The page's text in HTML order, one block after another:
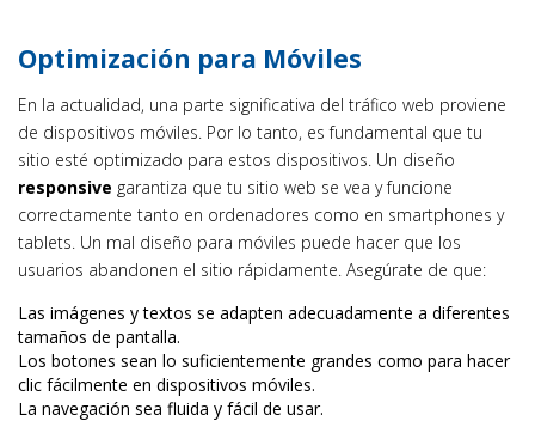
Optimización para Móviles
En la actualidad, una parte significativa del tráfico web proviene
de dispositivos móviles. Por lo tanto, es fundamental que tu
sitio esté optimizado para estos dispositivos. Un diseño
responsive garantiza que tu sitio web se vea y funcione
correctamente tanto en ordenadores como en smartphones y
tablets. Un mal diseño para móviles puede hacer que los
usuarios abandonen el sitio rápidamente. Asegúrate de que:
Las imágenes y textos se adapten adecuadamente a diferentes
tamaños de pantalla.
Los botones sean lo suficientemente grandes como para hacer
clic fácilmente en dispositivos móviles.
La navegación sea fluida y fácil de usar.